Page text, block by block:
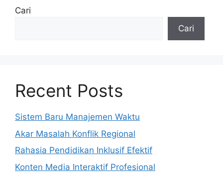
Cari
Cari
Recent Posts
Sistem Baru Manajemen Waktu
Akar Masalah Konflik Regional
Rahasia Pendidikan Inklusif Efektif
Konten Media Interaktif Profesional